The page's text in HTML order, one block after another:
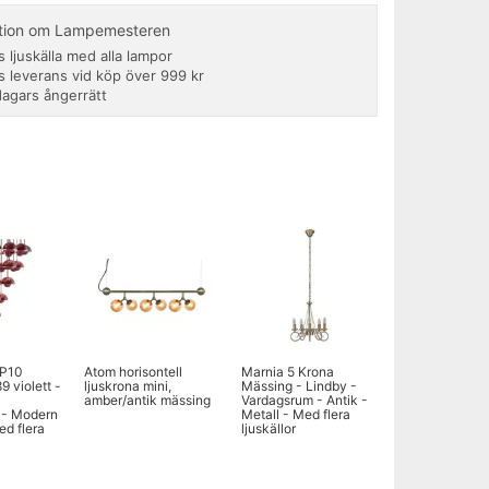
om Lampemesteren
ljuskälla med alla lampor
leverans vid köp över 999 kr
ångerrätt
violett -
Modern
flera
Atom horisontell
ljuskrona mini,
amber/antik mässing
Marnia 5 Krona
Mässing - Lindby -
Vardagsrum - Antik -
Metall - Med flera
ljuskällor